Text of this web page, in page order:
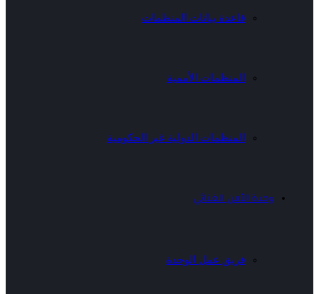
قاعدة بيانات المنظمات
المنظمات الأممية
المنظمات الدولية غير الحكومية
وحدة الأمن الغذائي
فريق عمل الوحدة